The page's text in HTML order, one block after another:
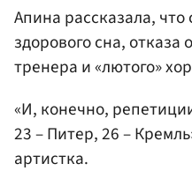
Апина рассказала,
здорового сна, отказа
тренера и «лютого»
«И, конечно,
23 – Питер, 26 –
артистка.